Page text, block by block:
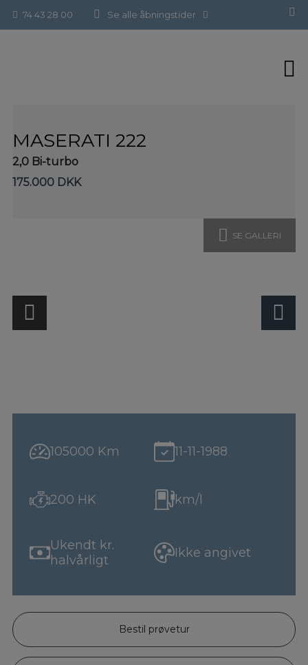
Hop 74 43 28 00 Se alle åbningstider
Forside >Brugte biler> Maserati 222
MASERATI 222
2,0 Bi-turbo
175.000 DKK
SE GALLERI
105000 Km 11-11-1988
200 HK km/l
Ukendt kr.
halvårligt
Ikke angivet
Bestil prøvetur